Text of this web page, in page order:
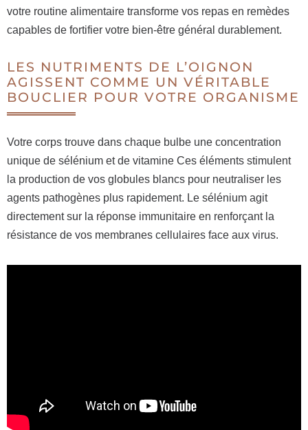
votre routine alimentaire transforme vos repas en remèdes
capables de fortifier votre bien-être général durablement.
LES NUTRIMENTS DE L’OIGNON
AGISSENT COMME UN VÉRITABLE
BOUCLIER POUR VOTRE ORGANISME
Votre corps trouve dans chaque bulbe une concentration
unique de sélénium et de vitamine Ces éléments stimulent
la production de vos globules blancs pour neutraliser les
agents pathogènes plus rapidement. Le sélénium agit
directement sur la réponse immunitaire en renforçant la
résistance de vos membranes cellulaires face aux virus.